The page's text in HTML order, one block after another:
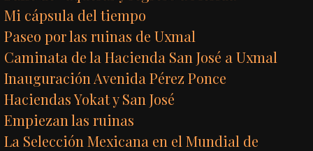
Mi cápsula del tiempo
Paseo por las ruinas de Uxmal
Caminata de la Hacienda San José a Uxmal
Inauguración Avenida Pérez Ponce
Haciendas Yokat y San José
Empiezan las ruinas
La Selección Mexicana en el Mundial de